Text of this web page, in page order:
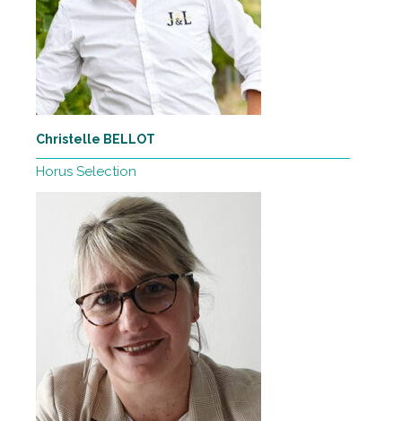
Christelle BELLOT
Horus Selection